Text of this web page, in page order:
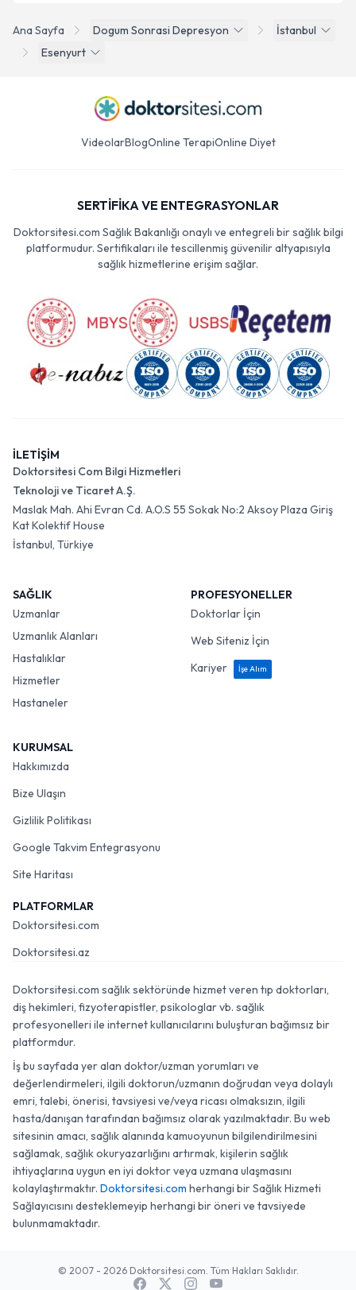
Ana Sayfa Dogum Sonrasi Depresyon
İstanbul
Esenyurt
VideolarBlogOnline TerapiOnline Diyet
SERTİFİKA VE ENTEGRASYONLAR
Doktorsitesi.com Sağlık Bakanlığı onaylı ve entegreli bir sağlık bilgi
platformudur. Sertifikaları ile tescillenmiş güvenilir altyapısıyla
sağlık hizmetlerine erişim sağlar.
İLETİŞİM
Doktorsitesi Com Bilgi Hizmetleri
Teknoloji ve Ticaret A.Ş.
Maslak Mah. Ahi Evran Cd. A.O.S 55 Sokak No:2 Aksoy Plaza Giriş
Kat Kolektif House
İstanbul, Türkiye
SAĞLIK
Uzmanlar
Uzmanlık Alanları
Hastalıklar
Hizmetler
Hastaneler
PROFESYONELLER
Doktorlar İçin
Web Siteniz İçin
Kariyer
İşe Alım
KURUMSAL
Hakkımızda
Bize Ulaşın
Gizlilik Politikası
Google Takvim Entegrasyonu
Site Haritası
PLATFORMLAR
Doktorsitesi.com
Doktorsitesi.az
Doktorsitesi.com sağlık sektöründe hizmet veren tıp doktorları,
diş hekimleri, fizyoterapistler, psikologlar vb. sağlık
profesyonelleri ile internet kullanıcılarını buluşturan bağımsız bir
platformdur.
İş bu sayfada yer alan doktor/uzman yorumları ve
değerlendirmeleri, ilgili doktorun/uzmanın doğrudan veya dolaylı
emri, talebi, önerisi, tavsiyesi ve/veya ricası olmaksızın, ilgili
hasta/danışan tarafından bağımsız olarak yazılmaktadır. Bu web
sitesinin amacı, sağlık alanında kamuoyunun bilgilendirilmesini
sağlamak, sağlık okuryazarlığını artırmak, kişilerin sağlık
ihtiyaçlarına uygun en iyi doktor veya uzmana ulaşmasını
kolaylaştırmaktır. Doktorsitesi.com herhangi bir Sağlık Hizmeti
Sağlayıcısını desteklemeyip herhangi bir öneri ve tavsiyede
bulunmamaktadır.
© 2007 - 2026 Doktorsitesi.com. Tüm Hakları Saklıdır.